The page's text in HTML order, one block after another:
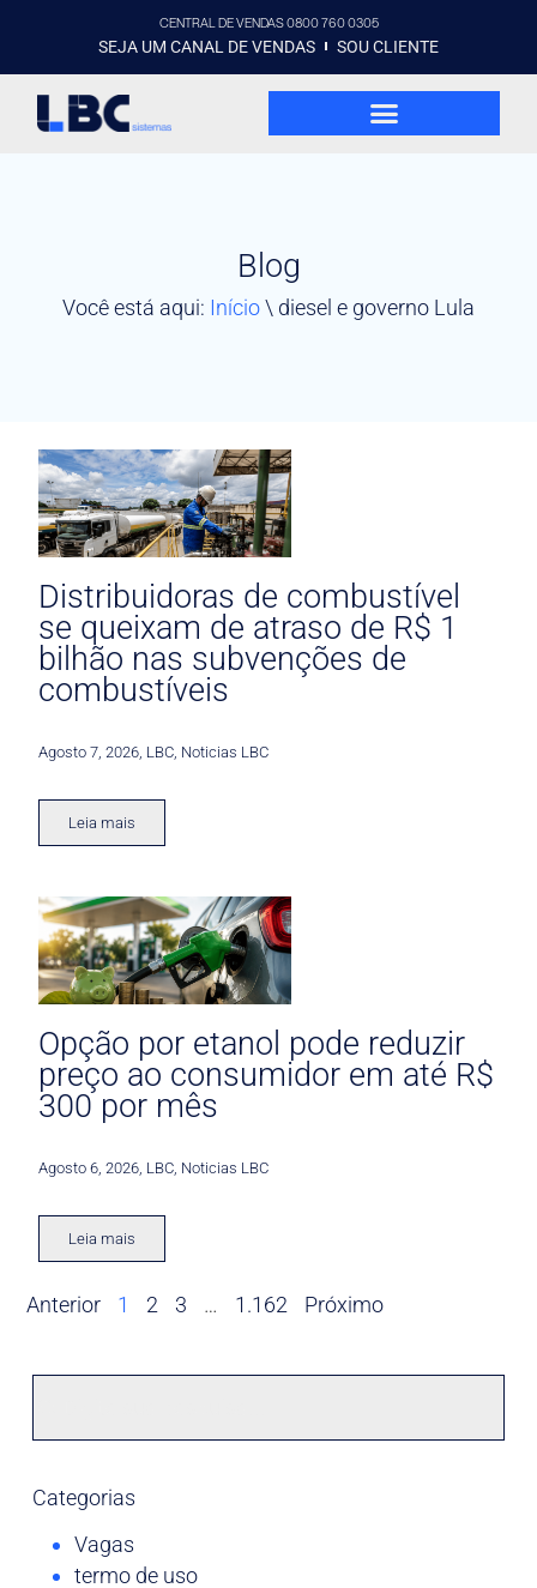
CENTRAL DE VENDAS 0800 760 0305
SEJA UM CANAL DE VENDAS SOU CLIENTE
Blog
Você está aqui: Início\ diesel e governo Lula
Distribuidoras de combustível
se queixam de atraso de R$ 1
bilhão nas subvenções de
combustíveis
Agosto 7, 2026 LBC Noticias LBC
Leia mais
Opção por etanol pode reduzir
preço ao consumidor em até R$
300 por mês
Agosto 6, 2026 LBC Noticias LBC
Leia mais
Anterior 1 2 3 … 1.162 Próximo
Categorias
Vagas
termo de uso